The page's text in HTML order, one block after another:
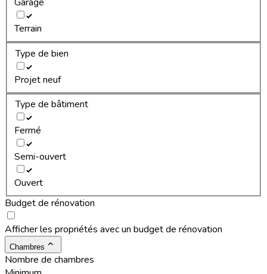
Terrain
Type de bien
Projet neuf
Type de bâtiment
Fermé
Semi-ouvert
Ouvert
Budget de rénovation
Afficher les propriétés avec un budget de rénovation
Chambres
Nombre de chambres